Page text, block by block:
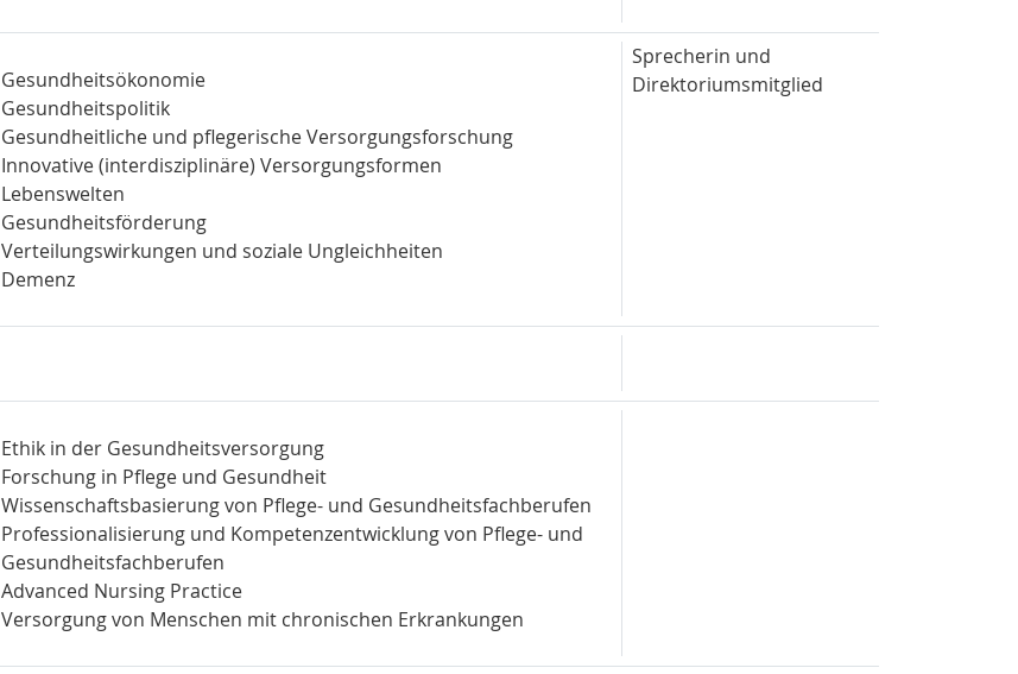
Gesundheitsökonomie
Gesundheitspolitik
Gesundheitliche und pflegerische Versorgungsforschung
Innovative (interdisziplinäre) Versorgungsformen
Lebenswelten
Gesundheitsförderung
Verteilungswirkungen und soziale Ungleichheiten
Demenz
Sprecherin und
Direktoriumsmitglied
Ethik in der Gesundheitsversorgung
Forschung in Pflege und Gesundheit
Wissenschaftsbasierung von Pflege- und Gesundheitsfachberufen
Professionalisierung und Kompetenzentwicklung von Pflege- und
Gesundheitsfachberufen
Advanced Nursing Practice
Versorgung von Menschen mit chronischen Erkrankungen